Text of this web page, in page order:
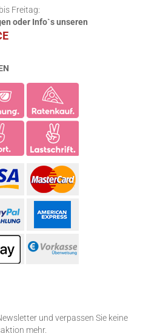
Freitag:
oder Info`s unseren
und verpassen Sie keine
mehr.